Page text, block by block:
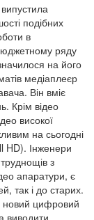
подібних
в
ряду
на його
медіаплеєр
Він вміє
Крім відео
високої
на сьогодні
HD). Інженери
з
апаратури, є
так і до старих.
новий цифровий
виводити